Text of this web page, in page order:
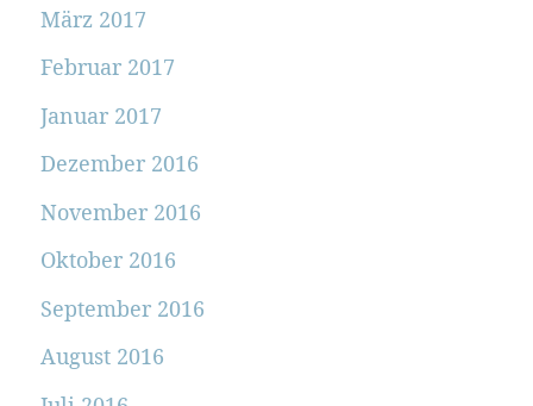
März 2017
Februar 2017
Januar 2017
Dezember 2016
November 2016
Oktober 2016
September 2016
August 2016